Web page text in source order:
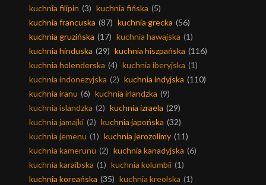
kuchnia filipin (3) kuchnia fińska (5)
kuchnia francuska (87) kuchnia grecka (56)
kuchnia gruzińska (17) kuchnia hawajska (1)
kuchnia hinduska (29) kuchnia hiszpańska (116)
kuchnia holenderska (4) kuchnia iberyjska (1)
kuchnia indonezyjska (2) kuchnia indyjska (110)
kuchnia iranu (6) kuchnia irlandzka (9)
kuchnia islandzka (2) kuchnia izraela (29)
kuchnia jamajki (2) kuchnia japońska (32)
kuchnia jemenu (1) kuchnia jerozolimy (11)
kuchnia kamerunu (2) kuchnia kanadyjska (6)
kuchnia karaibska (1) kuchnia kolumbii (1)
kuchnia koreańska (35) kuchnia kreolska (1)